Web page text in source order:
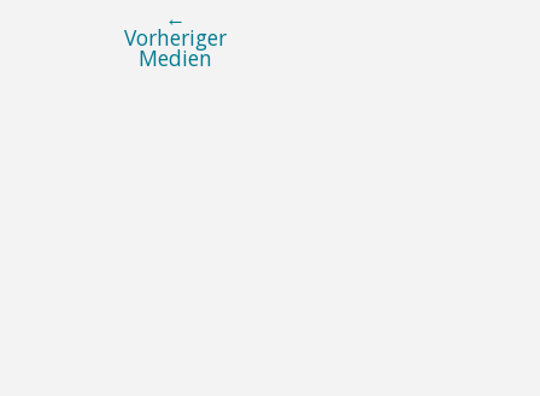
navigation
←
Vorheriger
Medien